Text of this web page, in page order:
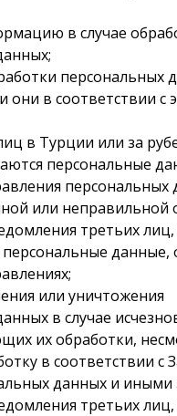
в случае
персональных
они в соответствии с
в Турции или за
персональные
персональных
или неправильной
третьих
данные,
или уничтожения
в случае
их обработки,
в соответствии с
данных и иными
третьих